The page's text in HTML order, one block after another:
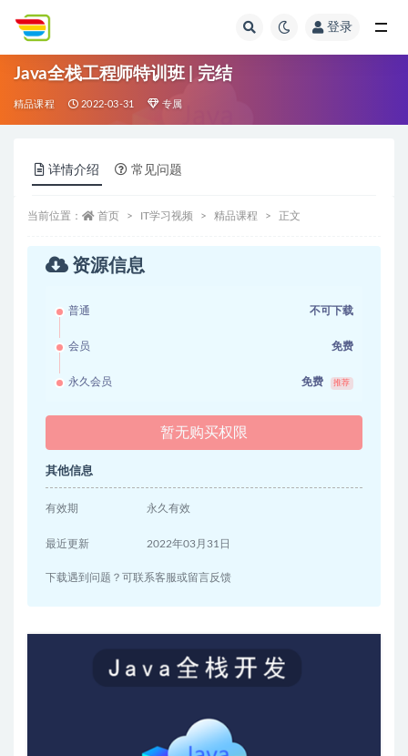
登录
Java全栈工程师特训班 | 完结
精品课程 2022-03-31 专属
详情介绍 常见问题
当前位置： 首页 IT学习视频 精品课程 正文
资源信息
普通 不可下载
会员 免费
永久会员 免费 推荐
暂无购买权限
其他信息
有效期 永久有效
最近更新 2022年03月31日
下载遇到问题？可联系客服或留言反馈